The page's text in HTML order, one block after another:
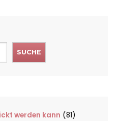
SUCHE
werden kann
81